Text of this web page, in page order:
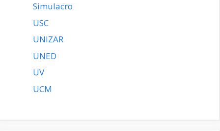
Simulacro
USC
UNIZAR
UNED
UV
UCM